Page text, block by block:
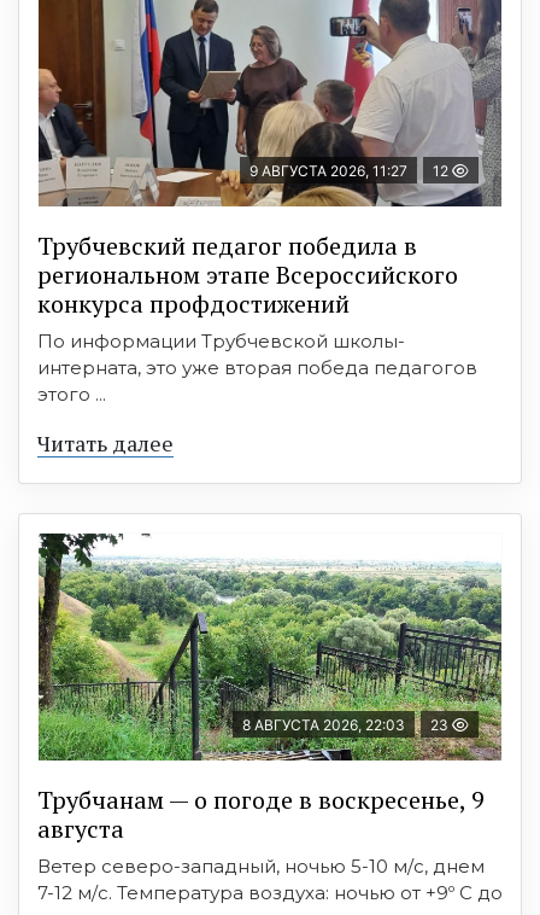
9 АВГУСТА 2026, 11:27 12
Трубчевский педагог победила в
региональном этапе Всероссийского
конкурса профдостижений
По информации Трубчевской школы-
интерната, это уже вторая победа педагогов
этого ...
Читать далее
8 АВГУСТА 2026, 22:03 23
Трубчанам — о погоде в воскресенье, 9
августа
Ветер северо-западный, ночью 5-10 м/с, днем
7-12 м/с. Температура воздуха: ночью от +9º C до